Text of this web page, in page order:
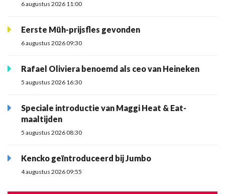
6 augustus 2026 11:00
Eerste Müh-prijsfles gevonden
6 augustus 2026 09:30
Rafael Oliviera benoemd als ceo van Heineken
5 augustus 2026 16:30
Speciale introductie van Maggi Heat & Eat-
maaltijden
5 augustus 2026 08:30
Kencko geïntroduceerd bij Jumbo
4 augustus 2026 09:55